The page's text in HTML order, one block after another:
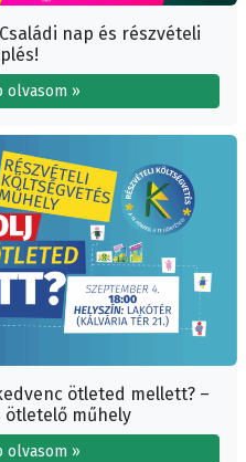
nap és részvételi
olvasom »
ötleted mellett? –
ötletelő műhely
olvasom »